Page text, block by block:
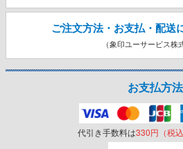
ご注文方法・お支払・配送
（象印ユーサービス株
お支払方法
代引き手数料は330円（税込